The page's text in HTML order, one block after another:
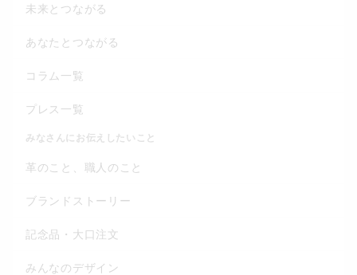
未来とつながる
あなたとつながる
コラム一覧
プレス一覧
みなさんにお伝えしたいこと
革のこと、職人のこと
ブランドストーリー
記念品・大口注文
みんなのデザイン